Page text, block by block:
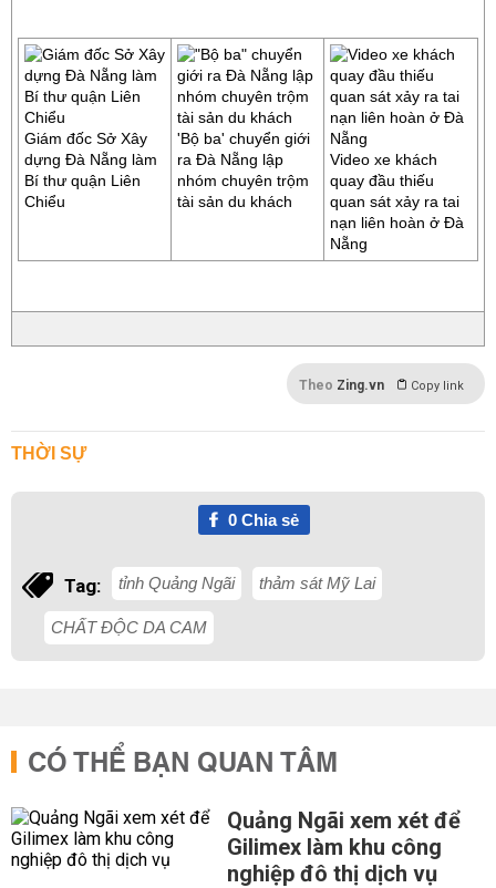
Giám đốc Sở Xây
dựng Đà Nẵng làm
Bí thư quận Liên
Chiểu
'Bộ ba' chuyển giới
ra Đà Nẵng lập
nhóm chuyên trộm
tài sản du khách
Video xe khách
quay đầu thiếu
quan sát xảy ra tai
nạn liên hoàn ở Đà
Nẵng
Theo Zing.vn Copy link
THỜI SỰ
0Chia sẻ
Tag: tỉnh Quảng Ngãi thảm sát Mỹ Lai
CHẤT ĐỘC DA CAM
CÓ THỂ BẠN QUAN TÂM
Quảng Ngãi xem xét để
Gilimex làm khu công
nghiệp đô thị dịch vụ